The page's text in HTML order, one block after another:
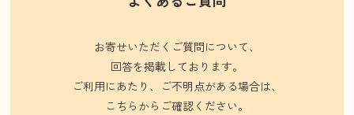
お寄せいただくご質問について、
回答を掲載しております。
ご利用にあたり、ご不明点がある場合は、
こちらからご確認ください。